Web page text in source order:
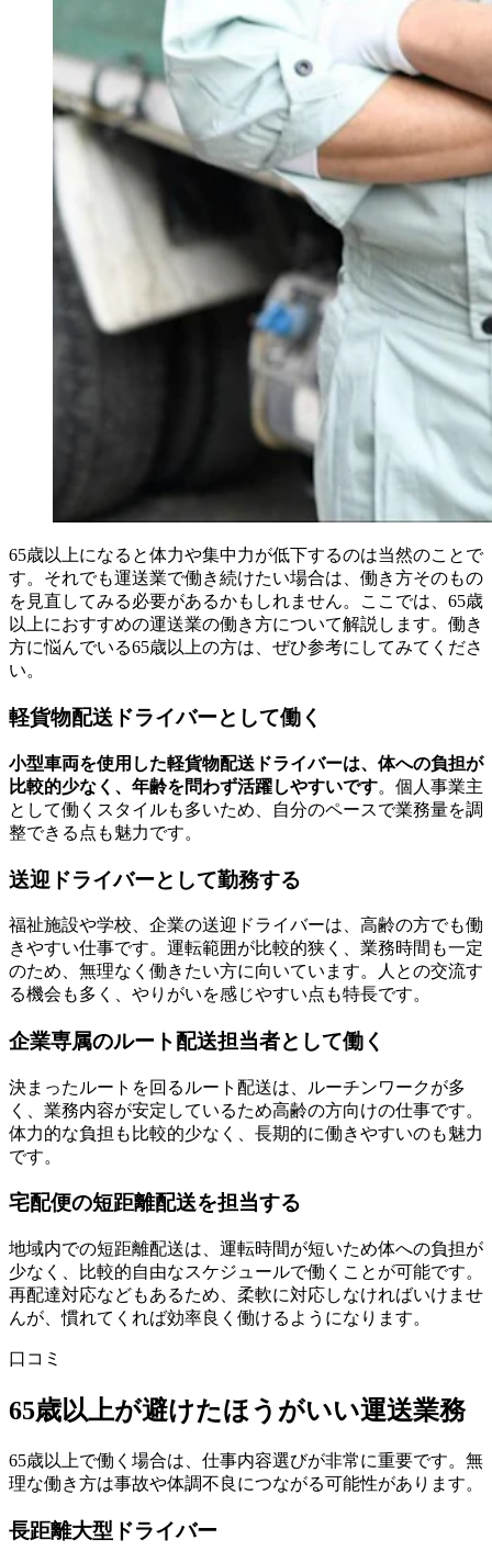
65歳以上になると体力や集中力が低下するのは当然のことで
す。それでも運送業で働き続けたい場合は、働き方そのもの
を見直してみる必要があるかもしれません。ここでは、65歳
以上におすすめの運送業の働き方について解説します。働き
方に悩んでいる65歳以上の方は、ぜひ参考にしてみてくださ
い。
軽貨物配送ドライバーとして働く
小型車両を使用した軽貨物配送ドライバーは、体への負担が
比較的少なく、年齢を問わず活躍しやすいです。個人事業主
として働くスタイルも多いため、自分のペースで業務量を調
整できる点も魅力です。
送迎ドライバーとして勤務する
福祉施設や学校、企業の送迎ドライバーは、高齢の方でも働
きやすい仕事です。運転範囲が比較的狭く、業務時間も一定
のため、無理なく働きたい方に向いています。人との交流す
る機会も多く、やりがいを感じやすい点も特長です。
企業専属のルート配送担当者として働く
決まったルートを回るルート配送は、ルーチンワークが多
く、業務内容が安定しているため高齢の方向けの仕事です。
体力的な負担も比較的少なく、長期的に働きやすいのも魅力
です。
宅配便の短距離配送を担当する
地域内での短距離配送は、運転時間が短いため体への負担が
少なく、比較的自由なスケジュールで働くことが可能です。
再配達対応などもあるため、柔軟に対応しなければいけませ
んが、慣れてくれば効率良く働けるようになります。
口コミ
65歳以上が避けたほうがいい運送業務
65歳以上で働く場合は、仕事内容選びが非常に重要です。無
理な働き方は事故や体調不良につながる可能性があります。
長距離大型ドライバー